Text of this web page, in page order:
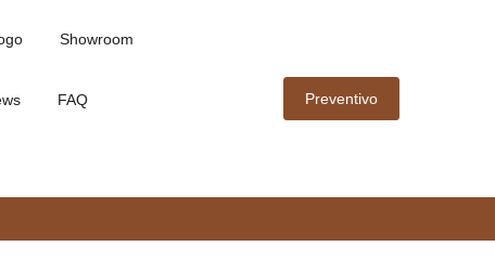
Showroom
FAQ Preventivo